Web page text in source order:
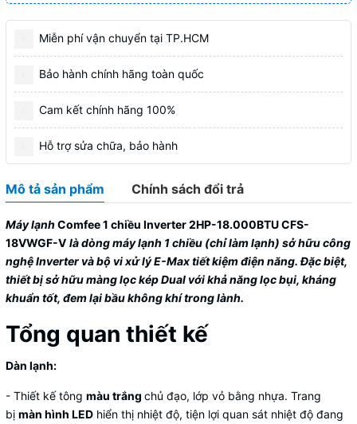
Miễn phí vận chuyển tại TP.HCM
Bảo hành chính hãng toàn quốc
Cam kết chính hãng 100%
Hỗ trợ sửa chữa, bảo hành
Mô tả sản phẩm Chính sách đổi trả
Máy lạnhComfee 1 chiều Inverter 2HP-18.000BTU CFS-
18VWGF-V là dòng máy lạnh 1 chiều (chỉ làm lạnh) sở hữu công
nghệ Inverter và bộ vi xử lý E-Max tiết kiệm điện năng. Đặc biệt,
thiết bị sở hữu màng lọc kép Dual với khả năng lọc bụi, kháng
khuẩn tốt, đem lại bầu không khí trong lành.
Tổng quan thiết kế
Dàn lạnh:
- Thiết kế tông màu trắng chủ đạo, lớp vỏ bằng nhựa. Trang
bị màn hình LED hiển thị nhiệt độ, tiện lợi quan sát nhiệt độ đang